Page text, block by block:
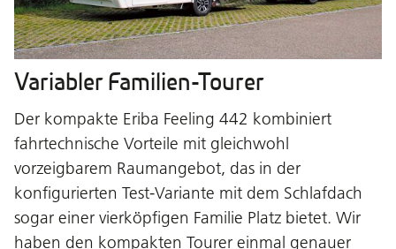
Variabler Familien-Tourer
Der kompakte Eriba Feeling 442 kombiniert
fahrtechnische Vorteile mit gleichwohl
vorzeigbarem Raumangebot, das in der
konfigurierten Test-Variante mit dem Schlafdach
sogar einer vierköpfigen Familie Platz bietet. Wir
haben den kompakten Tourer einmal genauer